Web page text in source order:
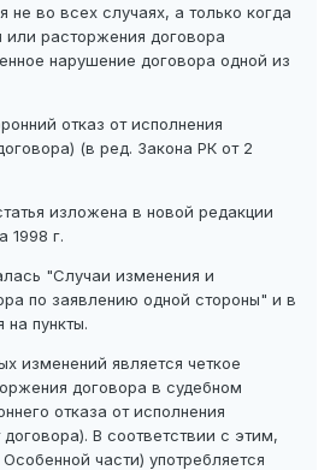
не во всех случаях, а только когда
или расторжения договора
нарушение договора одной из
отказ от исполнения
(в ред. Закона РК от 2
изложена в новой редакции
1998 г.
"Случаи изменения и
по заявлению одной стороны" и в
пункты.
изменений является четкое
договора в судебном
отказа от исполнения
В соответствии с этим,
части) употребляется